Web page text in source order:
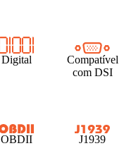
Digital
Compatível
com DSI
OBDII J1939